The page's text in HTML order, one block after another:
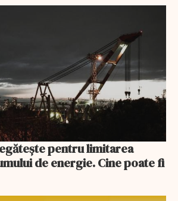
pentru limitarea
de energie. Cine poate fi